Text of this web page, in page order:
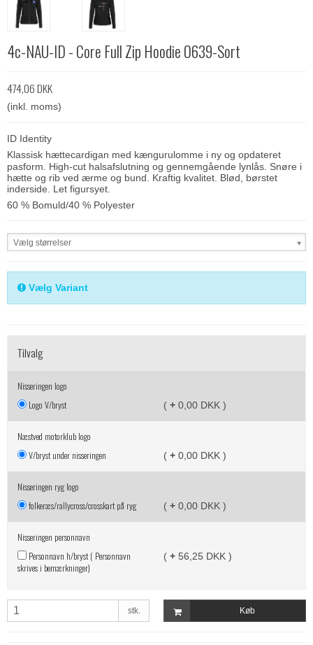
4c-NAU-ID - Core Full Zip Hoodie 0639-Sort
474,06 DKK
(inkl. moms)
ID Identity
Klassisk hættecardigan med kængurulomme i ny og opdateret
pasform. High-cut halsafslutning og gennemgående lynlås. Snøre i
hætte og rib ved ærme og bund. Kraftig kvalitet. Blød, børstet
inderside. Let figursyet.
60 % Bomuld/40 % Polyester
Vælg størrelser
Vælg Variant
Tilvalg
Nisseringen logo
Logo V/bryst
( + 0,00 DKK )
Næstved motorklub logo
V/bryst under nisseringen
( + 0,00 DKK )
Nisseringen ryg logo
folkeræs/rallycross/crosskart på ryg
( + 0,00 DKK )
Nisseringen personnavn
skrives i bemærkninger)
( + 56,25 DKK )
stk. Køb